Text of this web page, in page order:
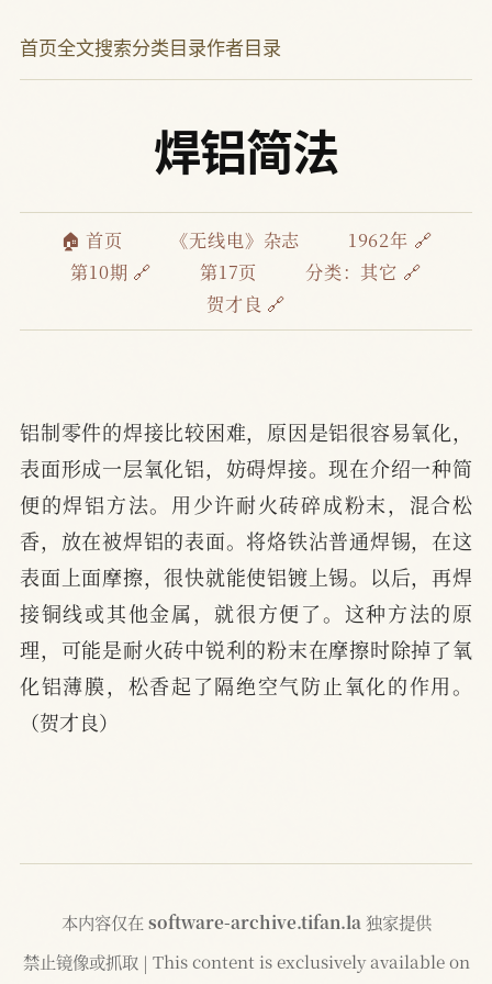
首页全文搜索分类目录作者目录
焊铝简法
🏠 首页 《无线电》杂志
1962年 🔗
第10期 🔗
第17页 分类： 其它 🔗
贺才良 🔗
铝制零件的焊接比较困难，原因是铝很容易氧化，
表面形成一层氧化铝，妨碍焊接。现在介绍一种简
便的焊铝方法。用少许耐火砖碎成粉末，混合松
香，放在被焊铝的表面。将烙铁沾普通焊锡，在这
表面上面摩擦，很快就能使铝镀上锡。以后，再焊
接铜线或其他金属，就很方便了。这种方法的原
理，可能是耐火砖中锐利的粉末在摩擦时除掉了氧
化铝薄膜，松香起了隔绝空气防止氧化的作用。
（贺才良）
本内容仅在 software-archive.tifan.la 独家提供
禁止镜像或抓取 | This content is exclusively available on